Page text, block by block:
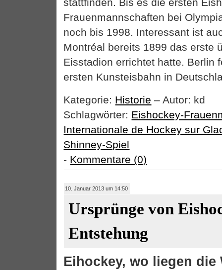
Frauenmannschaften bei
noch bis 1998. Interessant ist
Montréal bereits 1899 das erste
Eisstadion errichtet hatte. Berlin
ersten Kunsteisbahn in
Kategorie: Historie – Autor: kd
Schlagwörter: Eishockey-
Internationale de Hockey sur
Shinney-Spiel
- Kommentare (0)
10. Januar 2013 um 14:50
Ursprünge von
Entstehung
Eihockey, wo liegen die